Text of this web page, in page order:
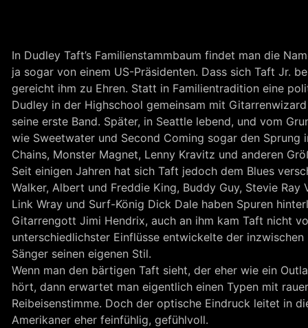
In Dudley Taft’s Familienstammbaum findet man die
ja sogar von einem US-Präsidenten. Dass sich Taft Jr.
gereicht ihm zu Ehren. Statt in Familientradition eine
Dudley in der Highschool gemeinsam mit
seine erste Band. Später, in Seattle lebend, und vom
wie Sweetwater und Second Coming sogar den
Chains, Monster Magnet, Lenny Kravitz und anderen
Seit einigen Jahren hat sich Taft jedoch dem Blues
Walker, Albert und Freddie King, Buddy Guy, Stevie Ray
Link Wray und Surf-König Dick Dale haben Spuren
Gitarrengott Jimi Hendrix, auch an ihm kam Taft nicht
unterschiedlichster Einflüsse entwickelte der
Sänger seinen eigenen Stil.
Wenn man den bärtigen Taft sieht, der eher wie ein
hört, dann erwartet man eigentlich einen Typen mit
Reibeisenstimme. Doch der optische Eindruck leitet in
Amerikaner eher feinfühlig, gefühlvoll.